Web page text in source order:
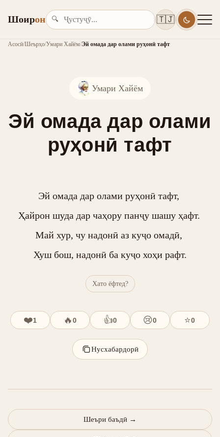
Шоирон 🔍 🇹🇯
Асосӣ/Шеърҳо/Умари Хайём/Эй омада дар олами руҳонӣ тафт
Умари Хайём
Эй омада дар олами
руҳонӣ тафт
Эй омада дар олами руҳонӣ тафт,
Ҳайрон шуда дар чаҳору панҷу шашу ҳафт.
Май хур, чу надонӣ аз куҷо омадӣ,
Хуш бош, надонӣ ба куҷо хоҳи рафт.
Хато ёфтед?
❤️1 🔥0 👍0 😢0 ⭐0
Нусхабардорӣ
Шеъри баъдӣ →